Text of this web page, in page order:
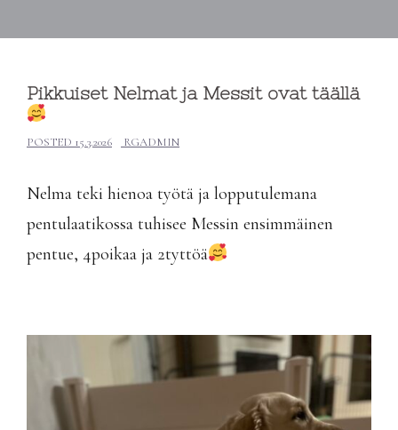
Pikkuiset Nelmat ja Messit ovat täällä
POSTED 15.3.2026 RGADMIN
Nelma teki hienoa työtä ja lopputulemana
pentulaatikossa tuhisee Messin ensimmäinen
pentue, 4poikaa ja 2tyttöä